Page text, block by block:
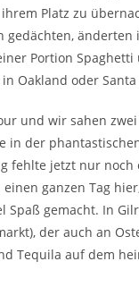
Platz zu
Portion
Oakland oder Santa
und wir sahen
in der
fehlte jetzt nur noch
ganzen Tag
Spaß gemacht. In
der auch an
Tequila auf dem